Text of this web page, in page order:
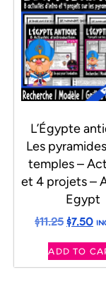
L’Égypte
Les
temples –
et 4 projets –
Egypt
$11.25$7.50
ADD TO